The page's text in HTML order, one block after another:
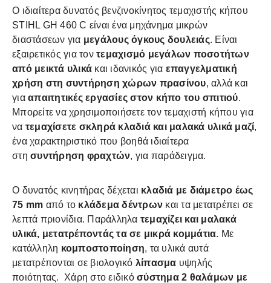
Ο ιδιαίτερα δυνατός βενζινοκίνητος τεμαχιστής κήπου
STIHL GH 460 C είναι ένα μηχάνημα μικρών
διαστάσεων για μεγάλους όγκους δουλειάς. Είναι
εξαιρετικός για τον τεμαχισμό μεγάλων ποσοτήτων
από μεικτά υλικά και ιδανικός για επαγγελματική
χρήση στη συντήρηση χώρων πρασίνου, αλλά και
για απαιτητικές εργασίες στον κήπο του σπιτιού.
Μπορείτε να χρησιμοποιήσετε τον τεμαχιστή κήπου για
να τεμαχίσετε σκληρά κλαδιά και μαλακά υλικά μαζί,
ένα χαρακτηριστικό που βοηθά ιδιαίτερα
στη συντήρηση φραχτών, για παράδειγμα.
Ο δυνατός κινητήρας δέχεται κλαδιά με διάμετρο έως
75 mm από το κλάδεμα δέντρων και τα μετατρέπει σε
λεπτά πριονίδια. Παράλληλα τεμαχίζει και μαλακά
υλικά, μετατρέποντάς τα σε μικρά κομμάτια. Με
κατάλληλη κομποστοποίηση, τα υλικά αυτά
μετατρέπονται σε βιολογικό λίπασμα υψηλής
ποιότητας. Χάρη στο ειδικό σύστημα 2 θαλάμων με